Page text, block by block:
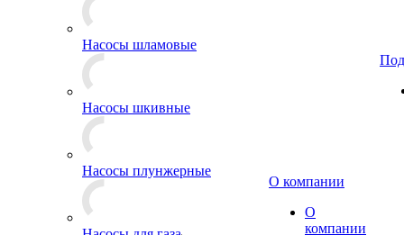
Насосы шламовые
Насосы шкивные
Насосы плунжерные
О компании
О
компании